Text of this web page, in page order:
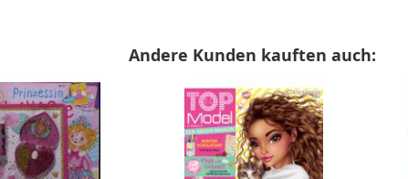
Andere Kunden kauften auch: